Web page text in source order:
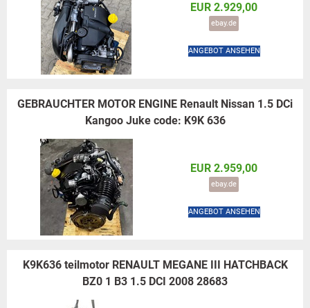
EUR 2.929,00
ebay.de
ANGEBOT ANSEHEN
GEBRAUCHTER MOTOR ENGINE Renault Nissan 1.5 DCi
Kangoo Juke code: K9K 636
EUR 2.959,00
ebay.de
ANGEBOT ANSEHEN
K9K636 teilmotor RENAULT MEGANE III HATCHBACK
BZ0 1 B3 1.5 DCI 2008 28683